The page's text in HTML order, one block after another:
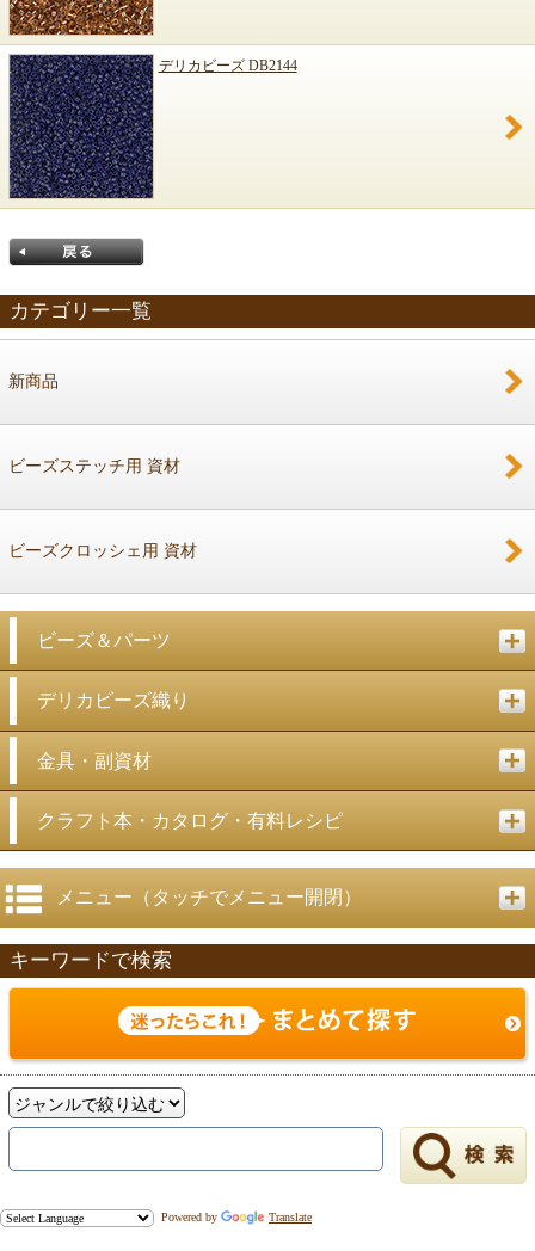
デリカビーズ DB2144
カテゴリー一覧
新商品
ビーズステッチ用 資材
ビーズクロッシェ用 資材
ビーズ＆パーツ
デリカビーズ織り
金具・副資材
クラフト本・カタログ・有料レシピ
メニュー（タッチでメニュー開閉）
キーワードで検索
Powered by Translate